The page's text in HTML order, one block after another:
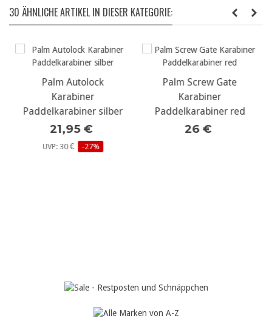
30 ÄHNLICHE ARTIKEL IN DIESER KATEGORIE:
Palm Autolock
Karabiner
Paddelkarabiner silber
21,95 €
UVP: 30 € -27%
Palm Screw Gate
Karabiner
Paddelkarabiner red
26 €